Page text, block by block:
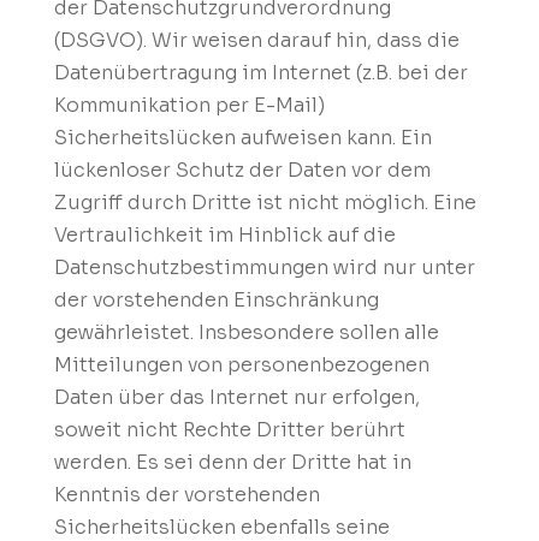
der Datenschutzgrundverordnung
(DSGVO). Wir weisen darauf hin, dass die
Datenübertragung im Internet (z.B. bei der
Kommunikation per E-Mail)
Sicherheitslücken aufweisen kann. Ein
lückenloser Schutz der Daten vor dem
Zugriff durch Dritte ist nicht möglich. Eine
Vertraulichkeit im Hinblick auf die
Datenschutzbestimmungen wird nur unter
der vorstehenden Einschränkung
gewährleistet. Insbesondere sollen alle
Mitteilungen von personenbezogenen
Daten über das Internet nur erfolgen,
soweit nicht Rechte Dritter berührt
werden. Es sei denn der Dritte hat in
Kenntnis der vorstehenden
Sicherheitslücken ebenfalls seine